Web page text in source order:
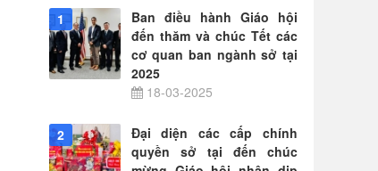
1
Ban điều hành Giáo hội
đến thăm và chúc Tết các
cơ quan ban ngành sở tại
2025
18-03-2025
2
Đại diện các cấp chính
quyền sở tại đến chúc